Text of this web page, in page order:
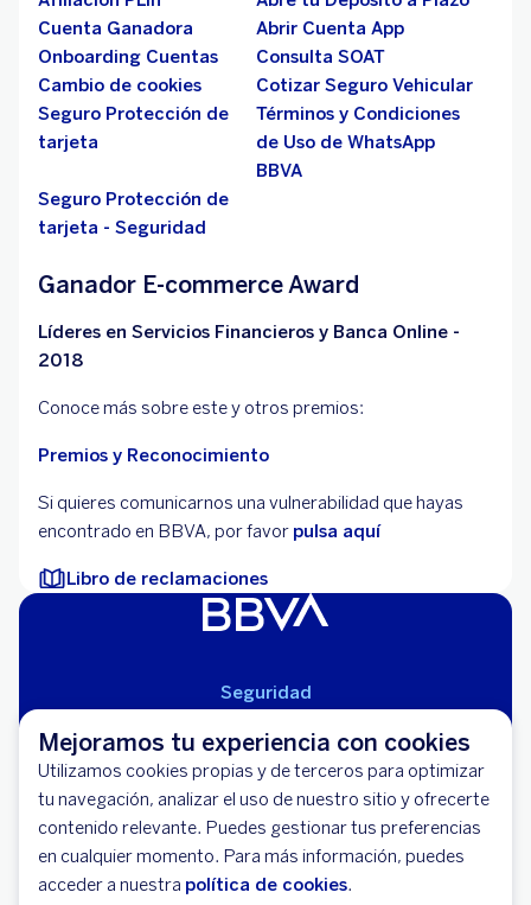
Mejoramos tu experiencia con cookies
Utilizamos cookies propias y de terceros para optimizar
tu navegación, analizar el uso de nuestro sitio y ofrecerte
contenido relevante. Puedes gestionar tus preferencias
en cualquier momento. Para más información, puedes
acceder a nuestra política de cookies.
Cuenta Ganadora
Abrir Cuenta App
Onboarding Cuentas
Consulta SOAT
Cambio de cookies
Cotizar Seguro Vehicular
Seguro Protección de
tarjeta
Términos y Condiciones
de Uso de WhatsApp
BBVA
Seguro Protección de
tarjeta - Seguridad
Ganador E-commerce Award
Líderes en Servicios Financieros y Banca Online -
2018
Conoce más sobre este y otros premios:
Premios y Reconocimiento
Si quieres comunicarnos una vulnerabilidad que hayas
encontrado en BBVA, por favor pulsa aquí
Libro de reclamaciones
Seguridad
Cláusulas Generales de Contratación
Mapa del Sitio
Libro de Reclamaciones
Llámanos (01) 595-0000
Banco BBVA Perú - RUC 20100130204
Av. República de Panamá 3055 - San Isidro